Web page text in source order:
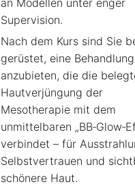
Supervision.
Nach dem Kurs sind Sie
gerüstet, eine Behandlung
anzubieten, die die
Hautverjüngung der
Mesotherapie mit dem
unmittelbaren
verbindet – für
Selbstvertrauen und
schönere Haut.